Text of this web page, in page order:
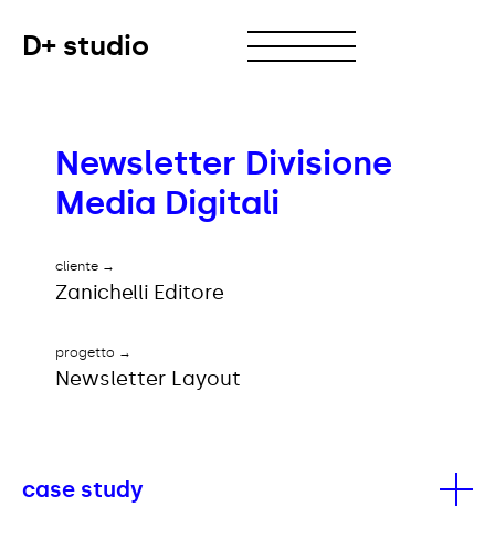
D+ studio
Newsletter Divisione
Media Digitali
cliente→
Zanichelli Editore
progetto →
Newsletter Layout
case study